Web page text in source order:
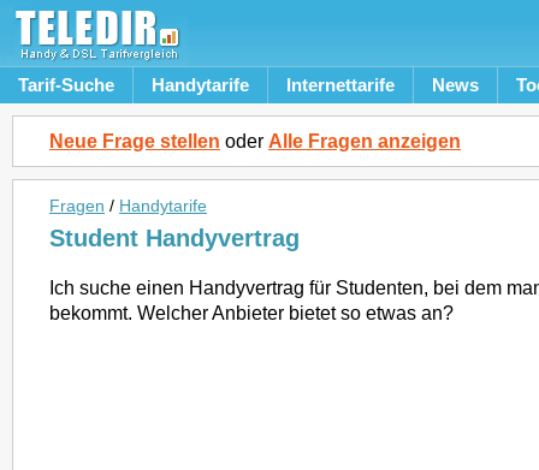
Tarif-Suche Handytarife Internettarife News
Neue Frage stellen oder Alle Fragen anzeigen
Fragen / Handytarife
Student Handyvertrag
Ich suche einen Handyvertrag für Studenten, bei dem
bekommt. Welcher Anbieter bietet so etwas an?